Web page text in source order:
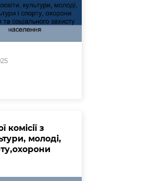
комісії з
молоді,